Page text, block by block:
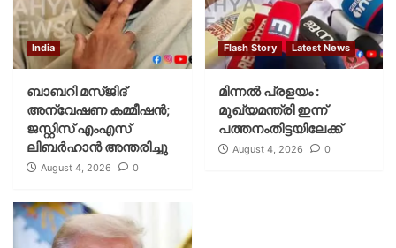
India
ബാബറി മസ്ജിദ്
അന്വേഷണ കമ്മീഷന്‍;
ജസ്റ്റിസ് എംഎസ്
ലിബര്‍ഹാന്‍ അന്തരിച്ചു
August 4, 2026 0
Flash Story Latest News
മിന്നല്‍ പ്രളയം :
മുഖ്യമന്ത്രി ഇന്ന്
പത്തനംതിട്ടയിലേക്ക്
August 4, 2026 0